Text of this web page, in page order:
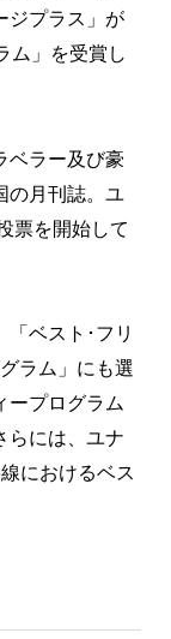
ジプラス」が
ム」を受賞し
ベラー及び豪
の月刊誌。ユ
票を開始して
「ベスト･フリ
ラム」にも選
ープログラム
らには、ユナ
におけるベス